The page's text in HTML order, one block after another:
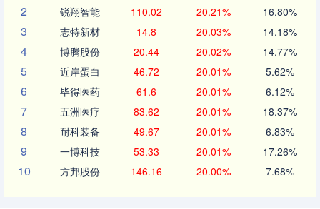
2 锐翔智能 110.02 20.21% 16.80%
3 志特新材 14.8 20.03% 14.18%
4 博腾股份 20.44 20.02% 14.77%
5 近岸蛋白 46.72 20.01% 5.62%
6 毕得医药 61.6 20.01% 6.12%
7 五洲医疗 83.62 20.01% 18.37%
8 耐科装备 49.67 20.01% 6.83%
9 一博科技 53.33 20.01% 17.26%
10 方邦股份 146.16 20.00% 7.68%